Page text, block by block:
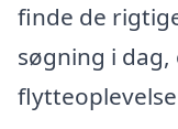
finde de
søgning i